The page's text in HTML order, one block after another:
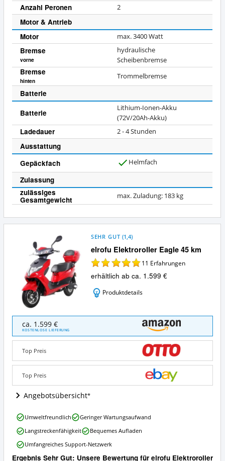
Anzahl Peronen 2
Motor & Antrieb
Motor
max. 3400 Watt
Bremse
vorne
hydraulische
Scheibenbremse
Bremse
hinten
Trommelbremse
Batterie
Batterie
Lithium-Ionen-Akku
(72V/20Ah-Akku)
Ladedauer 2 - 4 Stunden
Ausstattung
Gepäckfach
Helmfach
Zulassung
zulässiges
Gesamtgewicht max. Zuladung: 183 kg
elrofu Elektroroller Eagle 45 km
SEHR GUT (1,4)
11 Erfahrungen
erhältlich ab ca. 1.599 €
Produktdetails
elrofu
Elektroroller
Eagle
Angebote:
ist
dieser
Elektroroller
ca. 1.599 €
KOSTENLOSE LIEFERUNG
Top Preis
Top Preis
Angebotsübersicht
Ergebnis Sehr Gut: Unsere Bewertung für elrofu Elektroroller
elrofu
Elektroroller
Eagle
45
km
Umweltfreundlich
Geringer Wartungsaufwand
Langstreckenfähigkeit
Bequemes Aufladen
Umfangreiches Support-Netzwerk